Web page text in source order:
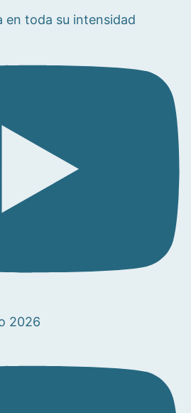
en toda su intensidad
2026